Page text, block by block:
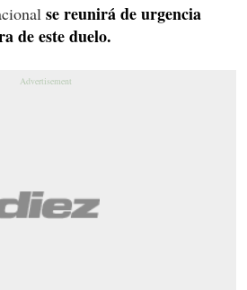
se reunirá de urgencia
de este duelo.